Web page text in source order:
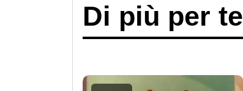
Di più per te